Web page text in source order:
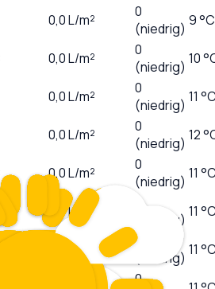
0,0L/m²
0
(niedrig) 9 °C
0,0L/m²
0
(niedrig) 10
0,0L/m²
0
(niedrig) 11
0,0L/m²
0
(niedrig) 12
0,0L/m²
0
(niedrig) 11
0,0L/m²
(niedrig) 11
L/m²
0
(niedrig) 11
0